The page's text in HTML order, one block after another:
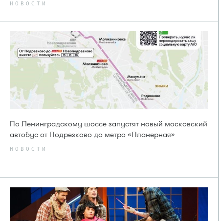
НОВОСТИ
По Ленинградскому шоссе запустят новый московский
автобус от Подрезково до метро «Планерная»
НОВОСТИ